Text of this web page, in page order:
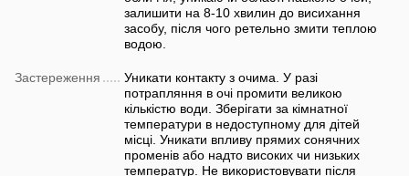
залишити на 8-10 хвилин до висихання
засобу, після чого ретельно змити теплою
водою.
Застереження
Уникати контакту з очима. У разі
потрапляння в очі промити великою
кількістю води. Зберігати за кімнатної
температури в недоступному для дітей
місці. Уникати впливу прямих сонячних
променів або надто високих чи низьких
температур. Не використовувати після